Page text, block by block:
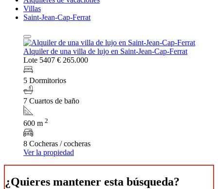
Villas
Saint-Jean-Cap-Ferrat
Alquiler de una villa de lujo en Saint-Jean-Cap-Ferrat
Lote 5407 € 265.000
5 Dormitorios
7 Cuartos de baño
600 m 2
8 Cocheras / cocheras
Ver la propiedad
¿Quieres mantener esta búsqueda?